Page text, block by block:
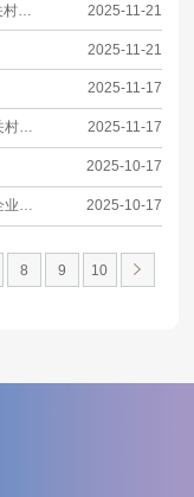
“商业航天抗辐射能力服务生态建设”研讨会在中关村壹号成功举办 2025-11-21
2025-11-21
2025-11-17
2025人才主题周 | “星耀计划”校企实训活动在中关村壹号成功举办 2025-11-17
2025-10-17
壹焦点 | 杨澜等大咖探秘中关村壹号，五大科创企业解锁硬核实力 2025-10-17
8 9 10